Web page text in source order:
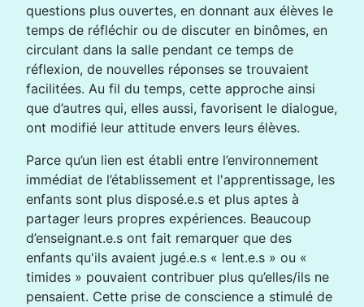
questions plus ouvertes, en donnant aux élèves le
temps de réfléchir ou de discuter en binômes, en
circulant dans la salle pendant ce temps de
réflexion, de nouvelles réponses se trouvaient
facilitées. Au fil du temps, cette approche ainsi
que d’autres qui, elles aussi, favorisent le dialogue,
ont modifié leur attitude envers leurs élèves.
Parce qu’un lien est établi entre l’environnement
immédiat de l’établissement et l'apprentissage, les
enfants sont plus disposé.e.s et plus aptes à
partager leurs propres expériences. Beaucoup
d’enseignant.e.s ont fait remarquer que des
enfants qu'ils avaient jugé.e.s « lent.e.s » ou «
timides » pouvaient contribuer plus qu’elles/ils ne
pensaient. Cette prise de conscience a stimulé de